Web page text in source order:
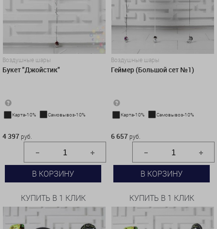
Воздушные шары
Букет "Джойстик"
Карта-10% Самовывоз-10%
4 397 руб.
В КОРЗИНУ
КУПИТЬ В 1 КЛИК
Воздушные шары
Геймер (Большой сет №1)
Карта-10% Самовывоз-10%
6 657 руб.
В КОРЗИНУ
КУПИТЬ В 1 КЛИК